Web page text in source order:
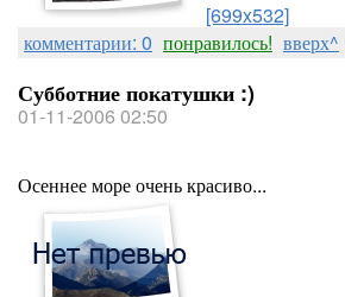
[699x532]
комментарии: 0 понравилось! вверх^
Субботние покатушки :)
01-11-2006 02:50
Осеннее море очень красиво...